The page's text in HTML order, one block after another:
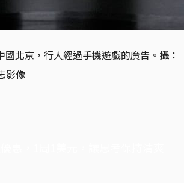
北京，行人經過手機遊戲的廣告。攝：
影像